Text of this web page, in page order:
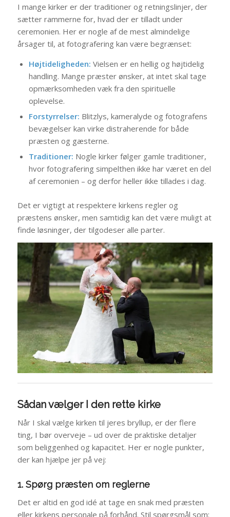
I mange kirker er der traditioner og retningslinjer, der
sætter rammerne for, hvad der er tilladt under
ceremonien. Her er nogle af de mest almindelige
årsager til, at fotografering kan være begrænset:
Højtideligheden: Vielsen er en hellig og højtidelig
handling. Mange præster ønsker, at intet skal tage
opmærksomheden væk fra den spirituelle
oplevelse.
Forstyrrelser: Blitzlys, kameralyde og fotografens
bevægelser kan virke distraherende for både
præsten og gæsterne.
Traditioner: Nogle kirker følger gamle traditioner,
hvor fotografering simpelthen ikke har været en del
af ceremonien – og derfor heller ikke tillades i dag.
Det er vigtigt at respektere kirkens regler og
præstens ønsker, men samtidig kan det være muligt at
finde løsninger, der tilgodeser alle parter.
Sådan vælger I den rette kirke
Når I skal vælge kirken til jeres bryllup, er der flere
ting, I bør overveje – ud over de praktiske detaljer
som beliggenhed og kapacitet. Her er nogle punkter,
der kan hjælpe jer på vej:
1. Spørg præsten om reglerne
Det er altid en god idé at tage en snak med præsten
eller kirkens personale på forhånd. Stil spørgsmål som: